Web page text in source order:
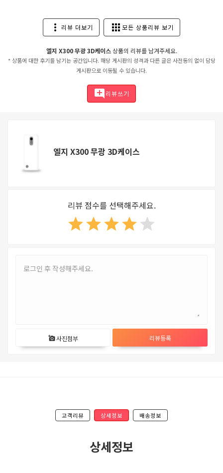
more_vert 리뷰 더보기 apps 모든 상품리뷰 보기
엘지 X300 무광 3D케이스상품의 리뷰를 남겨주세요.
* 상품에 대한 후기를 남기는 공간입니다. 해당 게시판의 성격과 다른 글은 사전동의 없이 담당
게시판으로 이동될 수 있습니다.
add_comment 리뷰쓰기
엘지 X300 무광 3D케이스
리뷰 점수를 선택해주세요.
starstarstarstarstar
add_a_photo사진첨부 리뷰등록
고객리뷰 상세정보 배송정보
상세정보